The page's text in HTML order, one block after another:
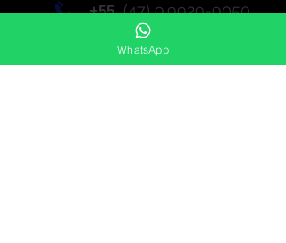
contato@gasfire.com.br
+55(47) 9.9929-9050
WhatsApp